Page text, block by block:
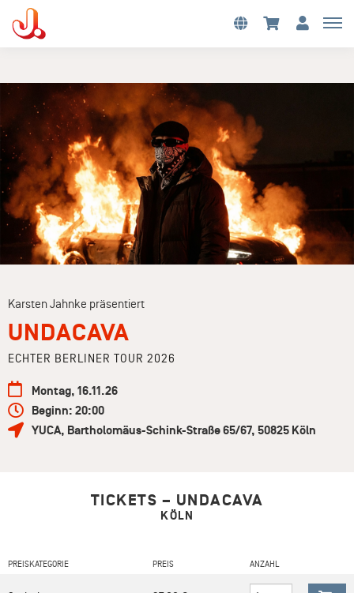
Karsten Jahnke präsentiert
UNDACAVA
ECHTER BERLINER TOUR 2026
Montag, 16.11.26
Beginn: 20:00
YUCA, Bartholomäus-Schink-Straße 65/67, 50825 Köln
TICKETS – UNDACAVA
KÖLN
PREISKATEGORIE PREIS ANZAHL